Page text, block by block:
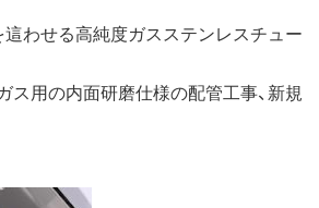
這わせる高純度ガスステンレスチュー
ス用の内面研磨仕様の配管工事、新規